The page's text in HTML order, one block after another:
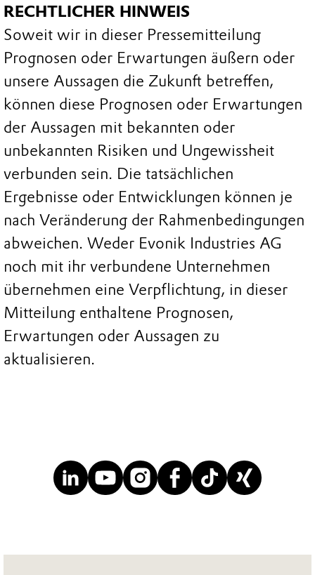
RECHTLICHER HINWEIS
Soweit wir in dieser Pressemitteilung
Prognosen oder Erwartungen äußern oder
unsere Aussagen die Zukunft betreffen,
können diese Prognosen oder Erwartungen
der Aussagen mit bekannten oder
unbekannten Risiken und Ungewissheit
verbunden sein. Die tatsächlichen
Ergebnisse oder Entwicklungen können je
nach Veränderung der Rahmenbedingungen
abweichen. Weder Evonik Industries AG
noch mit ihr verbundene Unternehmen
übernehmen eine Verpflichtung, in dieser
Mitteilung enthaltene Prognosen,
Erwartungen oder Aussagen zu
aktualisieren.